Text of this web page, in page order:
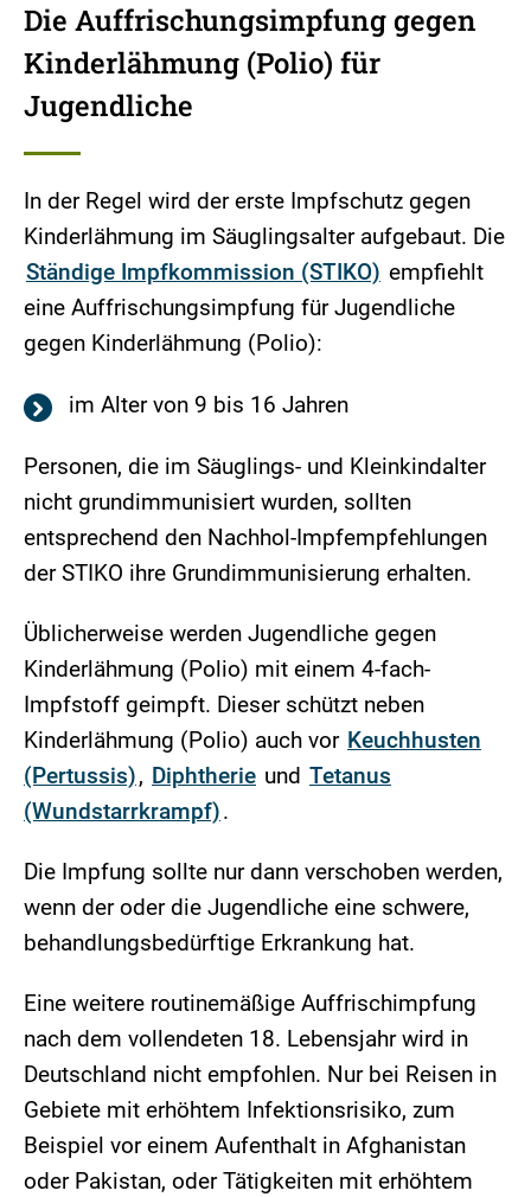
Die Auffrischungsimpfung gegen
Kinderlähmung (Polio) für
Jugendliche
In der Regel wird der erste Impfschutz gegen
Kinderlähmung im Säuglingsalter aufgebaut. Die
Ständige Impfkommission (STIKO) empfiehlt
eine Auffrischungsimpfung für Jugendliche
gegen Kinderlähmung (Polio):
im Alter von 9 bis 16 Jahren
Personen, die im Säuglings- und Kleinkindalter
nicht grundimmunisiert wurden, sollten
entsprechend den Nachhol-Impfempfehlungen
der STIKO ihre Grundimmunisierung erhalten.
Üblicherweise werden Jugendliche gegen
Kinderlähmung (Polio) mit einem 4-fach-
Impfstoff geimpft. Dieser schützt neben
Kinderlähmung (Polio) auch vor Keuchhusten
(Pertussis), Diphtherie und Tetanus
(Wundstarrkrampf).
Die Impfung sollte nur dann verschoben werden,
wenn der oder die Jugendliche eine schwere,
behandlungsbedürftige Erkrankung hat.
Eine weitere routinemäßige Auffrischimpfung
nach dem vollendeten 18. Lebensjahr wird in
Deutschland nicht empfohlen. Nur bei Reisen in
Gebiete mit erhöhtem Infektionsrisiko, zum
Beispiel vor einem Aufenthalt in Afghanistan
oder Pakistan, oder Tätigkeiten mit erhöhtem